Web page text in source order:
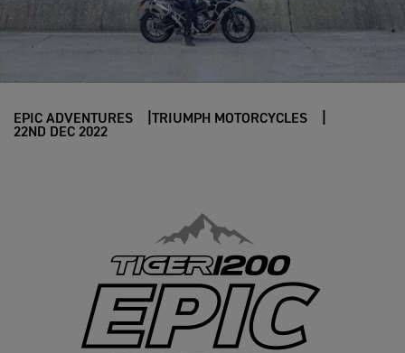
EPIC ADVENTURES
TRIUMPH MOTORCYCLES
22ND DEC 2022